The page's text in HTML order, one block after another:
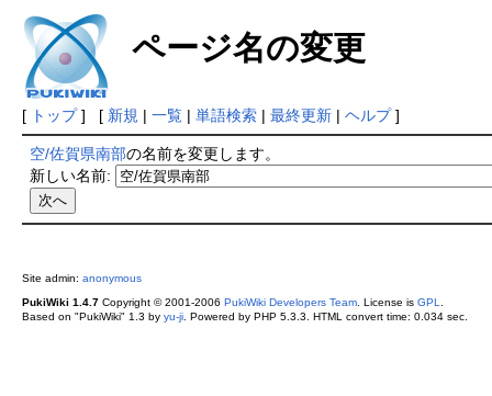
ページ名の変更
[ トップ] [ 新規 | 一覧| 単語検索| 最終更新| ヘルプ]
空/佐賀県南部の名前を変更します。
新しい名前:
Site admin: anonymous
PukiWiki 1.4.7Copyright © 2001-2006 PukiWiki Developers Team. License is GPL
Based on "PukiWiki" 1.3 by yu-ji. Powered by PHP 5.3.3. HTML convert time: 0.034 sec.